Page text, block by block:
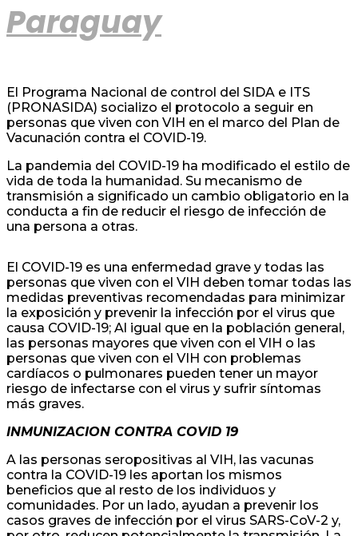
Paraguay
El Programa Nacional de control del SIDA e ITS
(PRONASIDA) socializo el protocolo a seguir en
personas que viven con VIH en el marco del Plan de
Vacunación contra el COVID-19.
La pandemia del COVID-19 ha modificado el estilo de
vida de toda la humanidad. Su mecanismo de
transmisión a significado un cambio obligatorio en la
conducta a fin de reducir el riesgo de infección de
una persona a otras.
El COVID-19 es una enfermedad grave y todas las
personas que viven con el VIH deben tomar todas las
medidas preventivas recomendadas para minimizar
la exposición y prevenir la infección por el virus que
causa COVID-19; Al igual que en la población general,
las personas mayores que viven con el VIH o las
personas que viven con el VIH con problemas
cardíacos o pulmonares pueden tener un mayor
riesgo de infectarse con el virus y sufrir síntomas
más graves.
INMUNIZACION CONTRA COVID 19
A las personas seropositivas al VIH, las vacunas
contra la COVID-19 les aportan los mismos
beneficios que al resto de los individuos y
comunidades. Por un lado, ayudan a prevenir los
casos graves de infección por el virus SARS-CoV-2 y,